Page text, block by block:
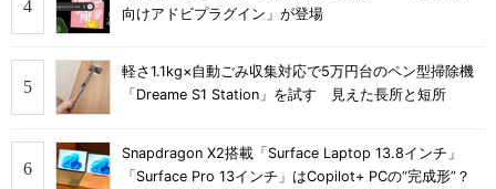
向けアドビプラグイン」が登場
軽さ1.1kg×自動ごみ収集対応で5万円台のペン型掃除機
「Dreame S1 Station」を試す 見えた長所と短所
Snapdragon X2搭載「Surface Laptop 13.8インチ」
「Surface Pro 13インチ」はCopilot+ PCの“完成形”？